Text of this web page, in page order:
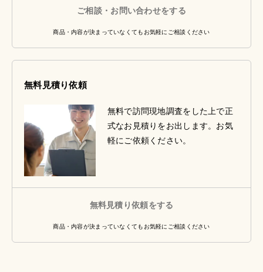
ご相談・お問い合わせをする
商品・内容が決まっていなくてもお気軽にご相談ください
無料見積り依頼
無料で訪問現地調査をした上で正
式なお見積りをお出します。お気
軽にご依頼ください。
無料見積り依頼をする
商品・内容が決まっていなくてもお気軽にご相談ください